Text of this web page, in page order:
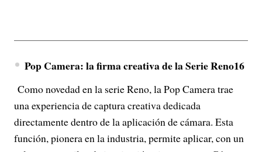
Pop Camera: la firma creativa de la Serie Reno16
Como novedad en la serie Reno, la Pop Camera trae
una experiencia de captura creativa dedicada
directamente dentro de la aplicación de cámara. Esta
función, pionera en la industria, permite aplicar, con un